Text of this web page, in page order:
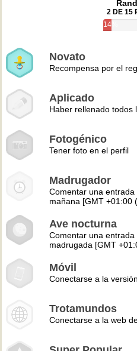
2 DE 15
14%
Novato
Recompensa por el
Aplicado
Haber rellenado todos
Fotogénico
Tener foto en el perfil
Madrugador
Comentar una
mañana [GMT +01:00
Ave nocturna
Comentar una
madrugada [GMT
Móvil
Conectarse a la
Trotamundos
Conectarse a la web